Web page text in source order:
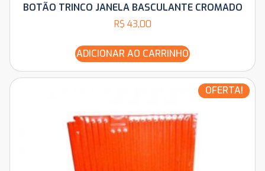
BOTÃO TRINCO JANELA BASCULANTE CROMADO
R$ 43,00
ADICIONAR AO CARRINHO
OFERTA!